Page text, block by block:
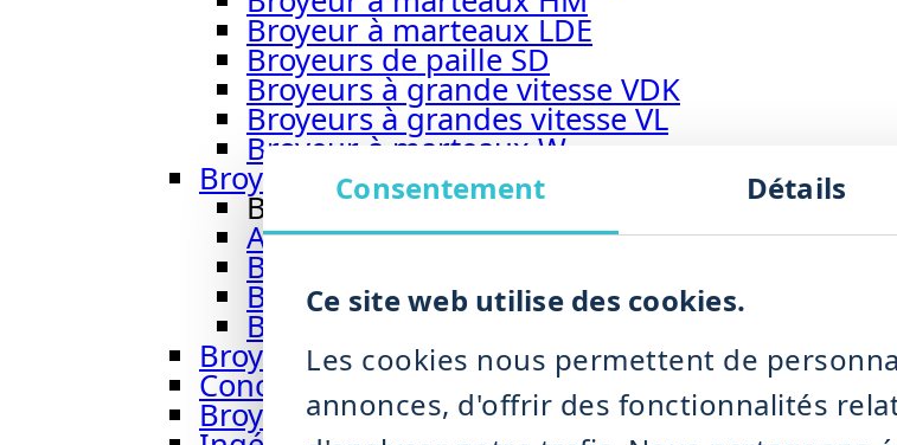
Consentement Détails
Ce site web utilise des cookies.
Les cookies nous permettent de
annonces, d'offrir des fonctionnalités
Broyeur à marteaux LDE
Broyeurs de paille SD
Broyeurs à grande vitesse VDK
Broyeurs à grandes vitesse VL
Broyeur à marteaux W
Broyeur à marteaux humide
Broyeur à marteaux humide
Aperçu broyeur à marteaux humide
Broyeurs par voie humide NDK
Broyeur à marteaux à moteur BIMIX
Broyeur à marteaux humide IMPRA
Broyeur de biomasse BMS
Concasseur CR 900
Broyeurs à impact avec classificateur TICM